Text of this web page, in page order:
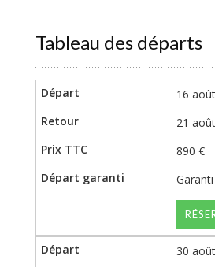
Tableau des départs
16
21
890 €
30